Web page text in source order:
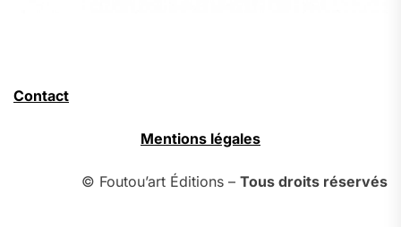
Contact
Mentions légales
© Foutou’art Éditions – Tous droits réservés